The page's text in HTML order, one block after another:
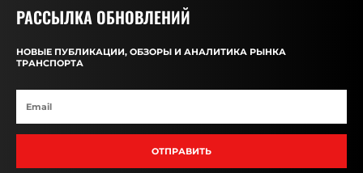
РАССЫЛКА ОБНОВЛЕНИЙ
НОВЫЕ ПУБЛИКАЦИИ, ОБЗОРЫ И АНАЛИТИКА РЫНКА
ТРАНСПОРТА
ОТПРАВИТЬ